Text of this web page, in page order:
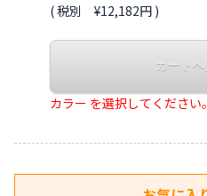
( 税別 ¥12,182円 )
カラー を選択してください。